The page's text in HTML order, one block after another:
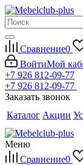
Сравнение0
ВойтиМой
+7 926 812-09-77
+7 926 812-09-77
Заказать звонок
Каталог Акции
Меню
Сравнение0